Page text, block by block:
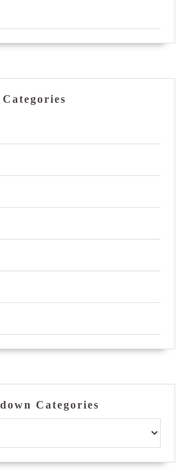
Categories
Categories